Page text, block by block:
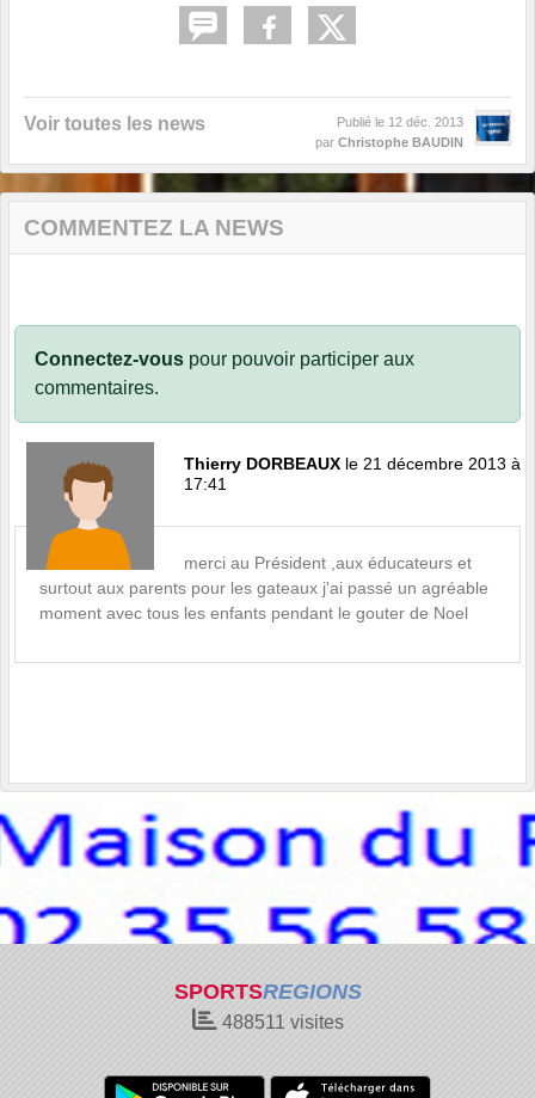
Voir toutes les news Publié le 12 déc. 2013
par Christophe BAUDIN
COMMENTEZ LA NEWS
Connectez-vous pour pouvoir participer aux
commentaires.
Thierry DORBEAUX le 21 décembre 2013 à
17:41
merci au Président ,aux éducateurs et
surtout aux parents pour les gateaux j'ai passé un agréable
moment avec tous les enfants pendant le gouter de Noel
SPORTSREGIONS
488511 visites